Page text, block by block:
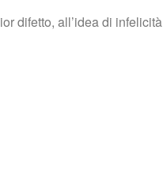
difetto, all’idea di